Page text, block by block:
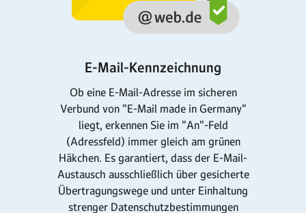
E-Mail-Kennzeichnung
Ob eine E-Mail-Adresse im sicheren
Verbund von "E-Mail made in Germany"
liegt, erkennen Sie im "An"-Feld
(Adressfeld) immer gleich am grünen
Häkchen. Es garantiert, dass der E-Mail-
Austausch ausschließlich über gesicherte
Über­tra­gungs­wege und unter Ein­haltung
strenger Datenschutz­bestimmungen